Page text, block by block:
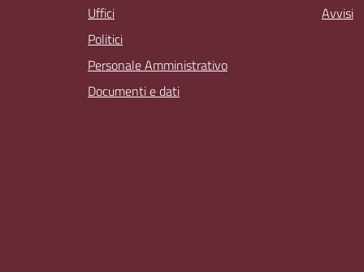
Uffici
Politici
Personale Amministrativo
Documenti e dati
Avvisi